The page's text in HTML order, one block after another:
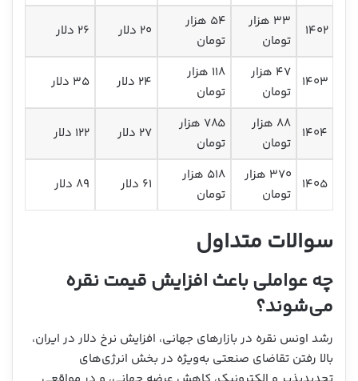
۱۴۰۲
۳۳ هزار
تومان
۵۴ هزار
تومان
۲۰ دلار ۲۶ دلار
۱۴۰۳
۴۷ هزار
تومان
۱۱۸ هزار
تومان
۲۴ دلار ۳۵ دلار
۱۴۰۴
۸۸ هزار
تومان
۷۸۵ هزار
تومان
۲۷ دلار ۱۲۲ دلار
۱۴۰۵
۳۷۰ هزار
تومان
۵۱۸ هزار
تومان
۶۱ دلار ۸۹ دلار
سوالات متداول
چه عواملی باعث افزایش قیمت نقره
می‌شوند؟
رشد اونس نقره در بازارهای جهانی، افزایش نرخ دلار در ایران،
بالا رفتن تقاضای صنعتی به‌ویژه در بخش انرژی‌های